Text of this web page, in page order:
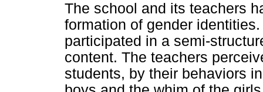
The school and its teachers
formation of gender
participated in a semi-
content. The teachers
students, by their behaviors